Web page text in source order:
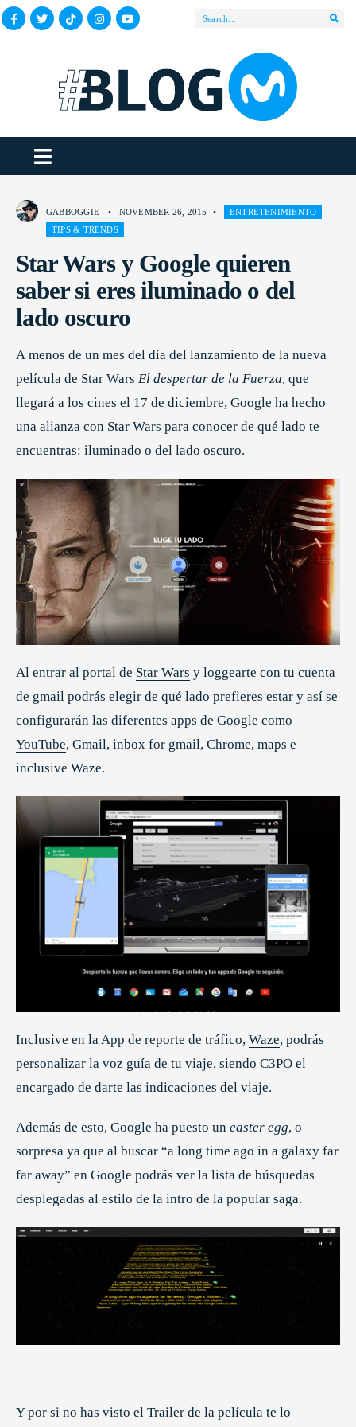
GABBOGGIE • NOVEMBER 26, 2015 •
ENTRETENIMIENTO
TIPS & TRENDS
Star Wars y Google quieren
saber si eres iluminado o del
lado oscuro
A menos de un mes del día del lanzamiento de la nueva
película de Star Wars El despertar de la Fuerza, que
llegará a los cines el 17 de diciembre, Google ha hecho
una alianza con Star Wars para conocer de qué lado te
encuentras: iluminado o del lado oscuro.
Al entrar al portal de Star Wars y loggearte con tu cuenta
de gmail podrás elegir de qué lado prefieres estar y así se
configurarán las diferentes apps de Google como
YouTube, Gmail, inbox for gmail, Chrome, maps e
inclusive Waze.
Inclusive en la App de reporte de tráfico, Waze, podrás
personalizar la voz guía de tu viaje, siendo C3PO el
encargado de darte las indicaciones del viaje.
Además de esto, Google ha puesto un easter egg, o
sorpresa ya que al buscar “a long time ago in a galaxy far
far away” en Google podrás ver la lista de búsquedas
desplegadas al estilo de la intro de la popular saga.
Y por si no has visto el Trailer de la película te lo